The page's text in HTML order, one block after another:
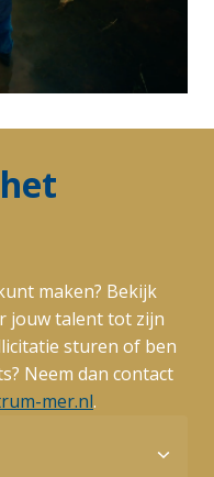
maken? Bekijk
jouw talent tot zijn
sturen of ben
Neem dan contact
mer.nl.